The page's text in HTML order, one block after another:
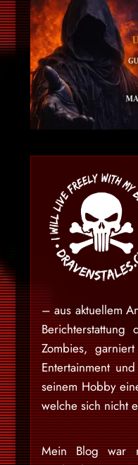
– aus aktuellem
Zombies,
Entertainment
seinem Hobby
welche sich nicht
Mein Blog war